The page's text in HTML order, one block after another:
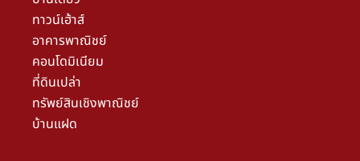
ทาวน์เฮ้าส์
อาคารพาณิชย์
คอนโดมิเนียม
ที่ดินเปล่า
ทรัพย์สินเชิงพาณิชย์
บ้านแฝด